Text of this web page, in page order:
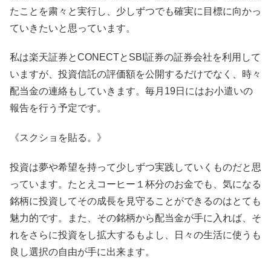
たことを粛々と実行し、少しずつでも確実に目標に向かっ
ていきたいと思っています。
私は楽天証券とCONECTとSBI証券の証券会社を利用して
いますが、投資信託の評価額を公開するだけでなく、時々
配当金の連絡もしていきます。毎月19日にはお小遣いの
報告を行う予定です。
《スクショを貼る。》
投資は夢や希望を持って少しずつ実践していくものだと思
っています。たとえコーヒー１杯分のお金でも、気になる
銘柄に投資してその成長を見守ることができるのはとても
魅力的です。また、その銘柄から配当金が手に入れば、そ
れをさらに投資をし拡大するもよし、日々の生活に使うも
良し選択の自由が手に出来ます。